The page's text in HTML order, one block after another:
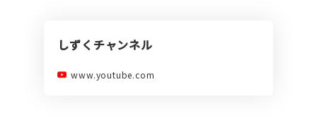
しずくチャンネル
www.youtube.com